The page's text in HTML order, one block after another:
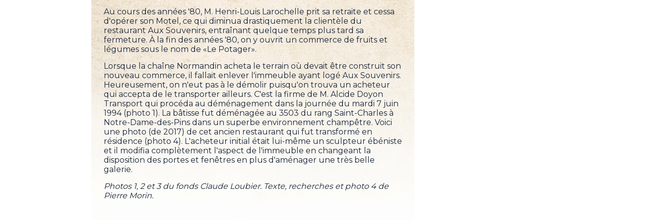
Au cours des années '80, M. Henri-Louis Larochelle prit sa retraite et cessa
d'opérer son Motel, ce qui diminua drastiquement la clientèle du
restaurant Aux Souvenirs, entraînant quelque temps plus tard sa
fermeture. À la fin des années '80, on y ouvrit un commerce de fruits et
légumes sous le nom de «Le Potager».
Lorsque la chaîne Normandin acheta le terrain où devait être construit son
nouveau commerce, il fallait enlever l'immeuble ayant logé Aux Souvenirs.
Heureusement, on n'eut pas à le démolir puisqu'on trouva un acheteur
qui accepta de le transporter ailleurs. C'est la firme de M. Alcide Doyon
Transport qui procéda au déménagement dans la journée du mardi 7 juin
1994 (photo 1). La bâtisse fut déménagée au 3503 du rang Saint-Charles à
Notre-Dame-des-Pins dans un superbe environnement champêtre. Voici
une photo (de 2017) de cet ancien restaurant qui fut transformé en
résidence (photo 4). L'acheteur initial était lui-même un sculpteur ébéniste
et il modifia complètement l'aspect de l'immeuble en changeant la
disposition des portes et fenêtres en plus d'aménager une très belle
galerie.
Photos 1, 2 et 3 du fonds Claude Loubier. Texte, recherches et photo 4 de
Pierre Morin.